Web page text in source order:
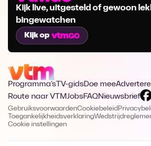
Kijk live, uitgesteld of gewoon
bingewatchen
Kijk op
Programma's TV-gidsDoe mee
Route naar VTMJobsFAQNieuwsbrief
GebruiksvoorwaardenCookiebeleid
Toegankelijkheidsverklaring
Cookie instellingen